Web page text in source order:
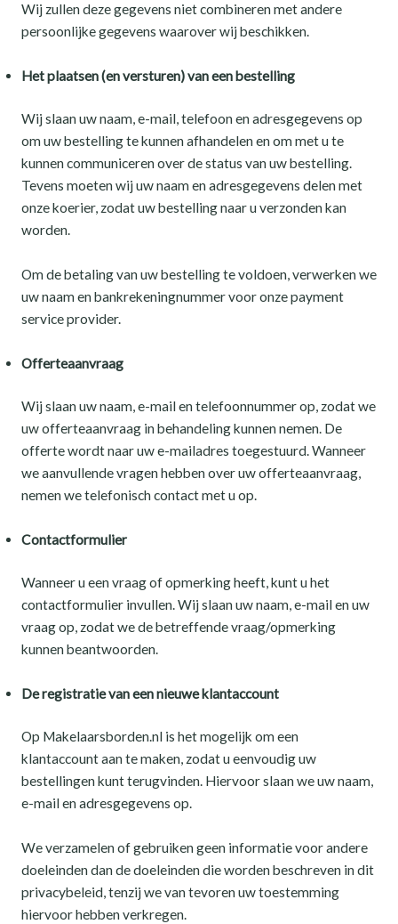
Wij zullen deze gegevens niet combineren met andere
persoonlijke gegevens waarover wij beschikken.
Het plaatsen (en versturen) van een bestelling
Wij slaan uw naam, e-mail, telefoon en adresgegevens op
om uw bestelling te kunnen afhandelen en om met u te
kunnen communiceren over de status van uw bestelling.
Tevens moeten wij uw naam en adresgegevens delen met
onze koerier, zodat uw bestelling naar u verzonden kan
worden.
Om de betaling van uw bestelling te voldoen, verwerken we
uw naam en bankrekeningnummer voor onze payment
service provider.
Offerteaanvraag
Wij slaan uw naam, e-mail en telefoonnummer op, zodat we
uw offerteaanvraag in behandeling kunnen nemen. De
offerte wordt naar uw e-mailadres toegestuurd. Wanneer
we aanvullende vragen hebben over uw offerteaanvraag,
nemen we telefonisch contact met u op.
Contactformulier
Wanneer u een vraag of opmerking heeft, kunt u het
contactformulier invullen. Wij slaan uw naam, e-mail en uw
vraag op, zodat we de betreffende vraag/opmerking
kunnen beantwoorden.
De registratie van een nieuwe klantaccount
Op Makelaarsborden.nl is het mogelijk om een
klantaccount aan te maken, zodat u eenvoudig uw
bestellingen kunt terugvinden. Hiervoor slaan we uw naam,
e-mail en adresgegevens op.
We verzamelen of gebruiken geen informatie voor andere
doeleinden dan de doeleinden die worden beschreven in dit
privacybeleid, tenzij we van tevoren uw toestemming
hiervoor hebben verkregen.